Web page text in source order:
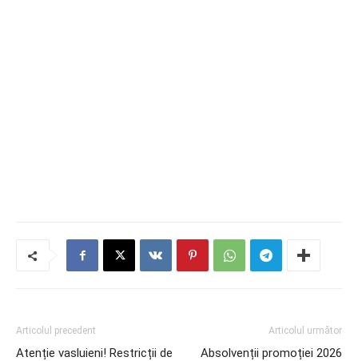
Articolul precedent
Atenție vasluieni! Restricții de
Articolul următor
Absolvenții promoției 2026